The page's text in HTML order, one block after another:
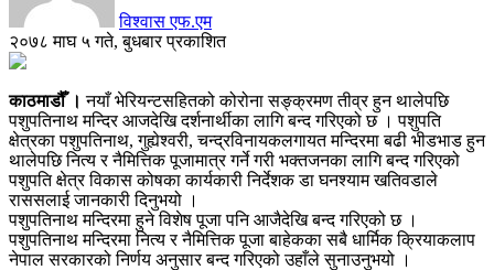
विश्वास एफ.एम
२०७८ माघ ५ गते, बुधबार प्रकाशित
काठमाडौँ । नयाँ भेरियन्टसहितको कोरोना सङ्क्रमण तीव्र हुन थालेपछि
पशुपतिनाथ मन्दिर आजदेखि दर्शनार्थीका लागि बन्द गरिएको छ । पशुपति
क्षेत्रका पशुपतिनाथ, गुह्येश्वरी, चन्द्रविनायकलगायत मन्दिरमा बढी भीडभाड हुन
थालेपछि नित्य र नैमित्तिक पूजामात्र गर्ने गरी भक्तजनका लागि बन्द गरिएको
पशुपति क्षेत्र विकास कोषका कार्यकारी निर्देशक डा घनश्याम खतिवडाले
राससलाई जानकारी दिनुभयो ।
पशुपतिनाथ मन्दिरमा हुने विशेष पूजा पनि आजैदेखि बन्द गरिएको छ ।
पशुपतिनाथ मन्दिरमा नित्य र नैमित्तिक पूजा बाहेकका सबै धार्मिक क्रियाकलाप
नेपाल सरकारको निर्णय अनुसार बन्द गरिएको उहाँले सुनाउनुभयो ।